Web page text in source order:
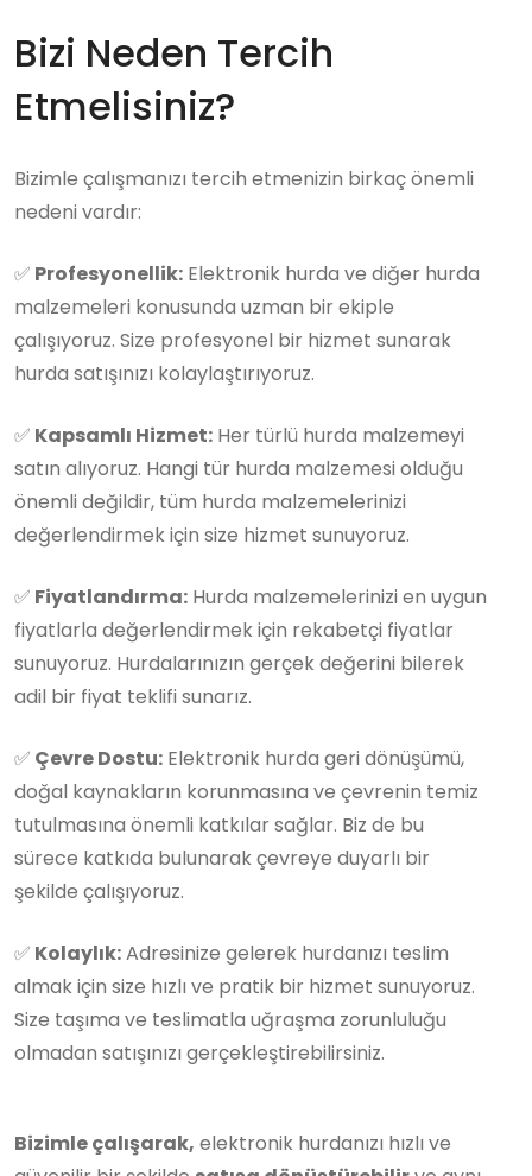
Bizi Neden Tercih
Etmelisiniz?
Bizimle çalışmanızı tercih etmenizin birkaç önemli
nedeni vardır:
✅ Profesyonellik: Elektronik hurda ve diğer hurda
malzemeleri konusunda uzman bir ekiple
çalışıyoruz. Size profesyonel bir hizmet sunarak
hurda satışınızı kolaylaştırıyoruz.
✅ Kapsamlı Hizmet: Her türlü hurda malzemeyi
satın alıyoruz. Hangi tür hurda malzemesi olduğu
önemli değildir, tüm hurda malzemelerinizi
değerlendirmek için size hizmet sunuyoruz.
✅ Fiyatlandırma: Hurda malzemelerinizi en uygun
fiyatlarla değerlendirmek için rekabetçi fiyatlar
sunuyoruz. Hurdalarınızın gerçek değerini bilerek
adil bir fiyat teklifi sunarız.
✅ Çevre Dostu: Elektronik hurda geri dönüşümü,
doğal kaynakların korunmasına ve çevrenin temiz
tutulmasına önemli katkılar sağlar. Biz de bu
sürece katkıda bulunarak çevreye duyarlı bir
şekilde çalışıyoruz.
✅ Kolaylık:Adresinize gelerek hurdanızı teslim
almak için size hızlı ve pratik bir hizmet sunuyoruz.
Size taşıma ve teslimatla uğraşma zorunluluğu
olmadan satışınızı gerçekleştirebilirsiniz.
Bizimle çalışarak, elektronik hurdanızı hızlı ve